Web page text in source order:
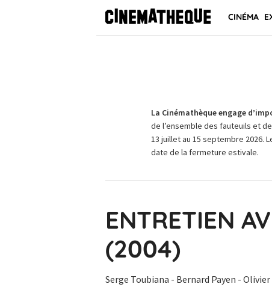
CINÉMA
La Cinémathèque engage
de l’ensemble des fauteuils et
13 juillet au 15 septembre 2026.
date de la fermeture estivale.
ENTRETIEN
(2004)
Serge Toubiana - Bernard Payen - Olivier